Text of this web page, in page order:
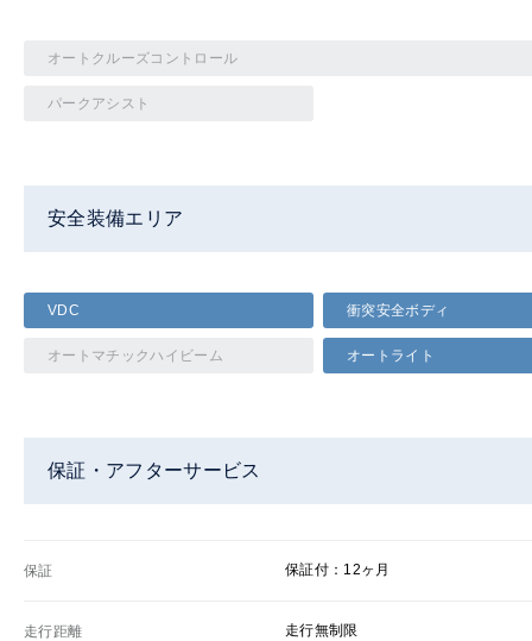
オートクルーズコントロール
パークアシスト
安全装備エリア
VDC 衝突安全ボディ
オートマチックハイビーム オートライト
保証・アフターサービス
保証 保証付：12ヶ月
走行距離 走行無制限